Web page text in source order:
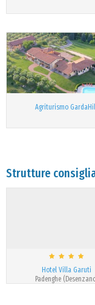
Agriturismo
Strutture
Hotel Villa Garuti
Padenghe